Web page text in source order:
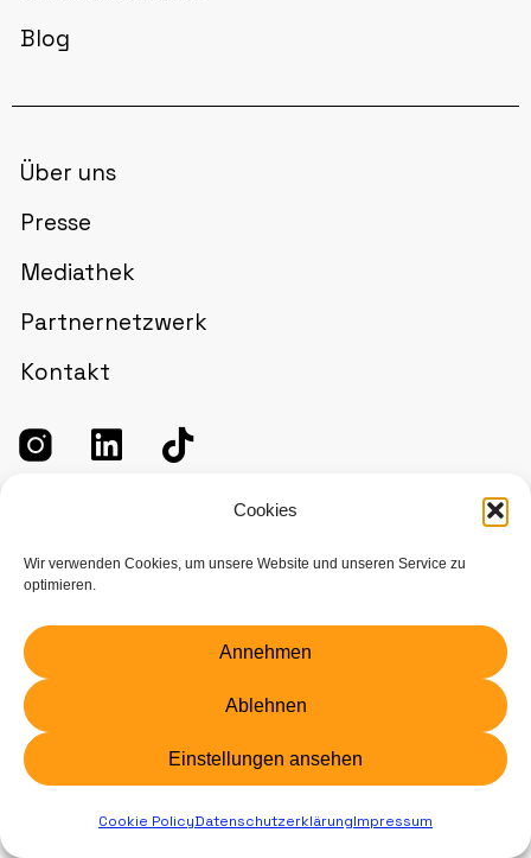
Cookies
Wir verwenden Cookies, um unsere Website und unseren Service zu
optimieren.
Annehmen
Ablehnen
Einstellungen ansehen
Cookie PolicyDatenschutzerklärungImpressum
Blog
Über uns
Presse
Mediathek
Partnernetzwerk
Kontakt
Bewerbungsportal
Du willst deine Bewerbung für den
sächsischen Schuldienst abgeben? Dann
klick hier für mehr Infos.
Jetzt bewerben